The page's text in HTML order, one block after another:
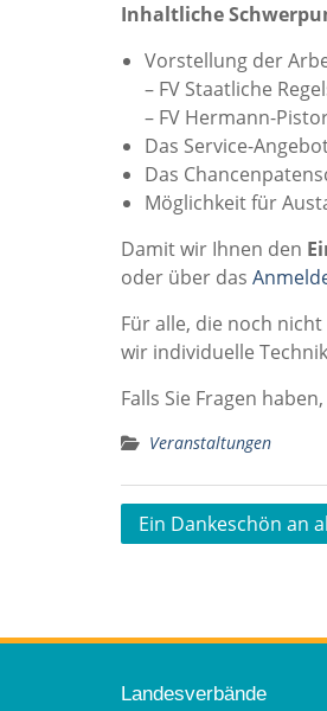
Inhaltliche
Vorstellung der
– FV Staatliche
– FV Hermann-
Das Service-
Das
Möglichkeit für
Damit wir Ihnen den
oder über das
Für alle, die noch
wir individuelle
Falls Sie Fragen
Veranstaltungen
Beitragsnavigation
Ein Dankeschön an
Landesverbände